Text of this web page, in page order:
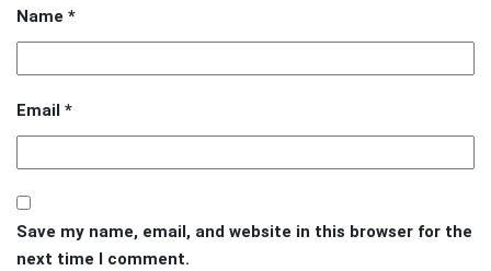
Name *
Email *
Save my name, email, and website in this browser for the
next time I comment.